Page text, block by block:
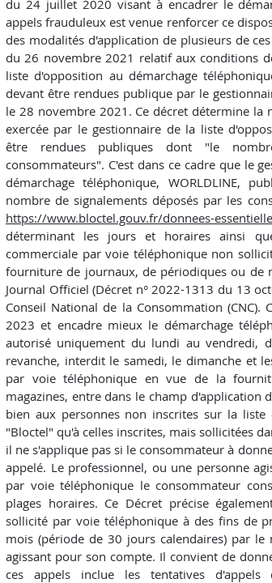
du 24 juillet 2020 visant à encadrer le
appels frauduleux est venue renforcer ce
des modalités d'application de plusieurs de
du 26 novembre 2021 relatif aux conditions
liste d'opposition au démarchage
devant être rendues publique par le
le 28 novembre 2021. Ce décret détermine la
exercée par le gestionnaire de la liste
être rendues publiques dont "le
consommateurs". C'est dans ce cadre que le
démarchage téléphonique, WORLDLINE,
https://www.bloctel.gouv.fr/donnees-
déterminant les jours et horaires ainsi
commerciale par voie téléphonique non
fourniture de journaux, de périodiques ou de
Journal Officiel (Décret n° 2022-1313 du 13
Conseil National de la Consommation
2023 et encadre mieux le démarchage
autorisé uniquement du lundi au
revanche, interdit le samedi, le dimanche et
par voie téléphonique en vue de la
magazines, entre dans le champ d'application
bien aux personnes non inscrites sur la liste
"Bloctel" qu'à celles inscrites, mais sollicitées
il ne s'applique pas si le consommateur à
appelé. Le professionnel, ou une personne
par voie téléphonique le consommateur
plages horaires. Ce Décret précise
sollicité par voie téléphonique à des fins de
mois (période de 30 jours calendaires) par
agissant pour son compte. Il convient de
ces appels inclue les tentatives